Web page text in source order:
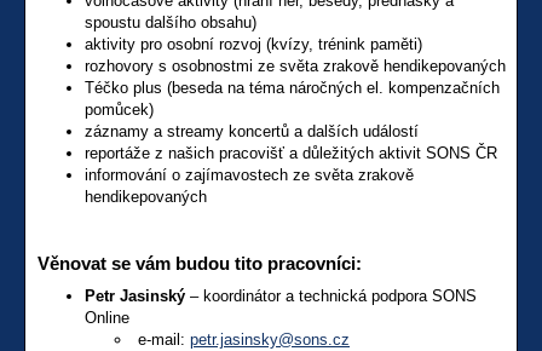
spoustu dalšího obsahu)
aktivity pro osobní rozvoj (kvízy, trénink paměti)
rozhovory s osobnostmi ze světa zrakově hendikepovaných
Téčko plus (beseda na téma náročných el. kompenzačních
pomůcek)
záznamy a streamy koncertů a dalších událostí
reportáže z našich pracovišť a důležitých aktivit SONS ČR
informování o zajímavostech ze světa zrakově
hendikepovaných
Věnovat se vám budou tito pracovníci:
Petr Jasinský – koordinátor a technická podpora SONS
Online
e-mail: petr.jasinsky@sons.cz